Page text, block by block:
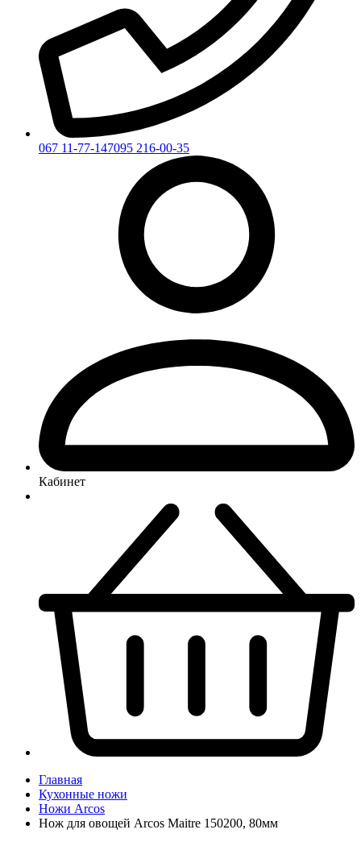
067 11-77-147095 216-00-35
Кабинет
Главная
Кухонные ножи
Ножи Arcos
Нож для овощей Arcos Maitre 150200, 80мм